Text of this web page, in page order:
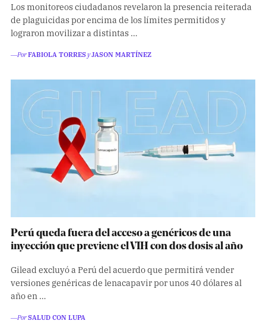
Los monitoreos ciudadanos revelaron la presencia reiterada
de plaguicidas por encima de los límites permitidos y
lograron movilizar a distintas …
―PorFABIOLA TORRESyJASON MARTÍNEZ
Perú queda fuera del acceso a genéricos de una
inyección que previene el VIH con dos dosis al año
Gilead excluyó a Perú del acuerdo que permitirá vender
versiones genéricas de lenacapavir por unos 40 dólares al
año en …
―PorSALUD CON LUPA